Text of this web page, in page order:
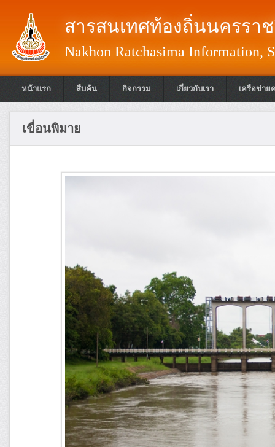
สารสนเทศท้องถิ่นนครรา
Nakhon Ratchasima Information,
หน้าแรก สืบค้น กิจกรรม เกี่ยวกับเรา เครือข่าย
เขื่อนพิมาย